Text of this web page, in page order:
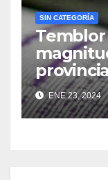
SIN CATEGORÍA
Temblor
ENE 23, 2024